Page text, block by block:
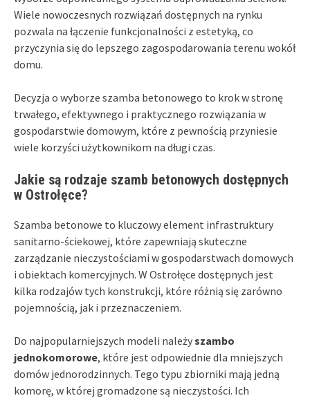
Wiele nowoczesnych rozwiązań dostępnych na rynku
pozwala na łączenie funkcjonalności z estetyką, co
przyczynia się do lepszego zagospodarowania terenu wokół
domu.
Decyzja o wyborze szamba betonowego to krok w stronę
trwałego, efektywnego i praktycznego rozwiązania w
gospodarstwie domowym, które z pewnością przyniesie
wiele korzyści użytkownikom na długi czas.
Jakie są rodzaje szamb betonowych dostępnych
w Ostrołęce?
Szamba betonowe to kluczowy element infrastruktury
sanitarno-ściekowej, które zapewniają skuteczne
zarządzanie nieczystościami w gospodarstwach domowych
i obiektach komercyjnych. W Ostrołęce dostępnych jest
kilka rodzajów tych konstrukcji, które różnią się zarówno
pojemnością, jak i przeznaczeniem.
Do najpopularniejszych modeli należyszambo
jednokomorowe, które jest odpowiednie dla mniejszych
domów jednorodzinnych. Tego typu zbiorniki mają jedną
komorę, w której gromadzone są nieczystości. Ich